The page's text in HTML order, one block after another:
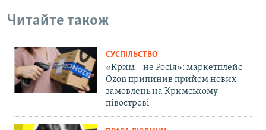
Читайте також
СУСПІЛЬСТВО
«Крим – не Росія»: маркетплейс
Ozon припинив прийом нових
замовлень на Кримському
півострові